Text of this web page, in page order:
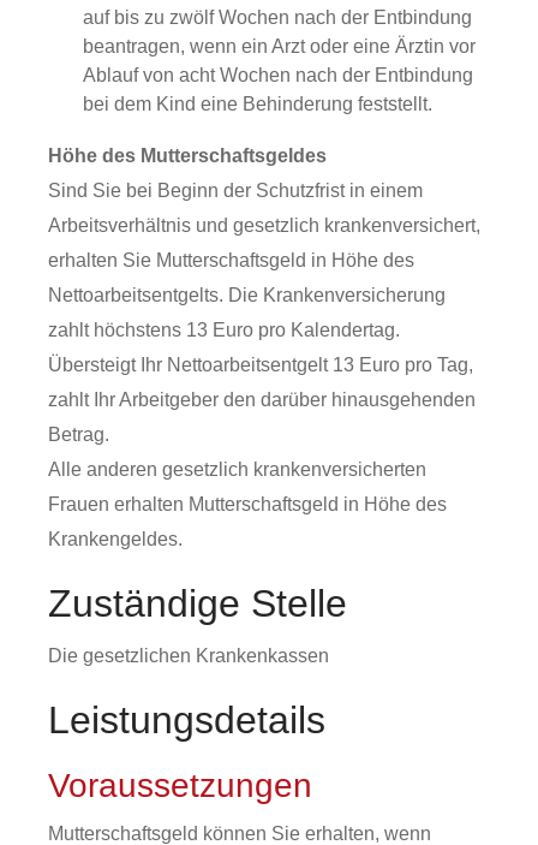
auf bis zu zwölf Wochen nach der Entbindung
beantragen, wenn ein Arzt oder eine Ärztin vor
Ablauf von acht Wochen nach der Entbindung
bei dem Kind eine Behinderung feststellt.
Höhe des Mutterschaftsgeldes
Sind Sie bei Beginn der Schutzfrist in einem
Arbeitsverhältnis und gesetzlich krankenversichert,
erhalten Sie Mutterschaftsgeld in Höhe des
Nettoarbeitsentgelts. Die Krankenversicherung
zahlt höchstens 13 Euro pro Kalendertag.
Übersteigt Ihr Nettoarbeitsentgelt 13 Euro pro Tag,
zahlt Ihr Arbeitgeber den darüber hinausgehenden
Betrag.
Alle anderen gesetzlich krankenversicherten
Frauen erhalten Mutterschaftsgeld in Höhe des
Krankengeldes.
Zuständige Stelle
Die gesetzlichen Krankenkassen
Leistungsdetails
Voraussetzungen
Mutterschaftsgeld können Sie erhalten, wenn